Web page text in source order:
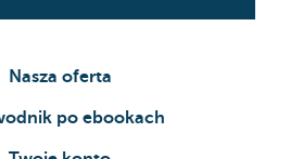
Nasza oferta
po ebookach